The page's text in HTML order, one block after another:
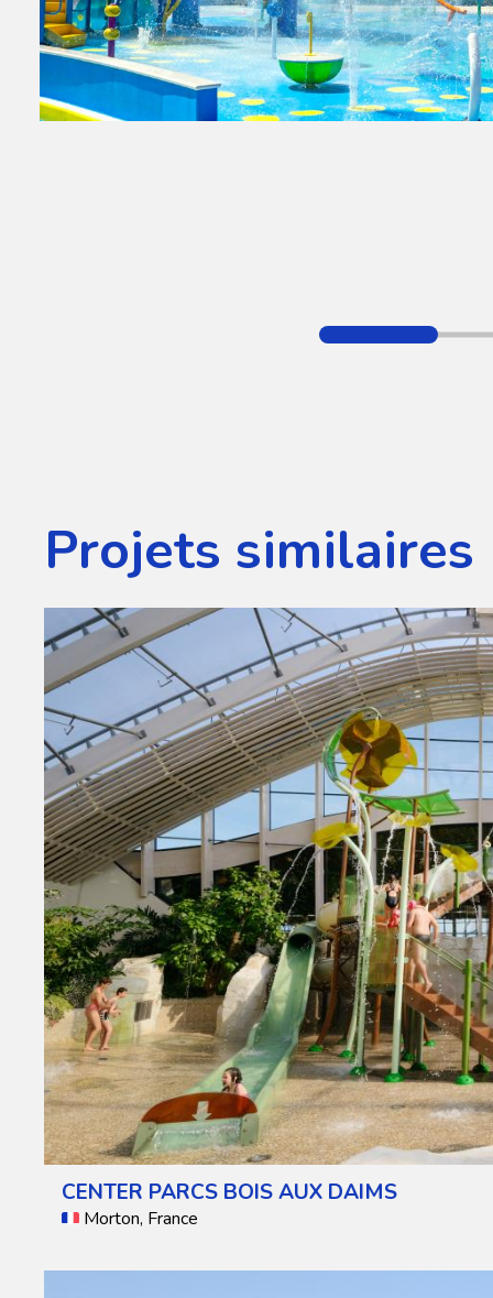
Projets similaires
CENTER PARCS BOIS AUX DAIMS
Morton, France